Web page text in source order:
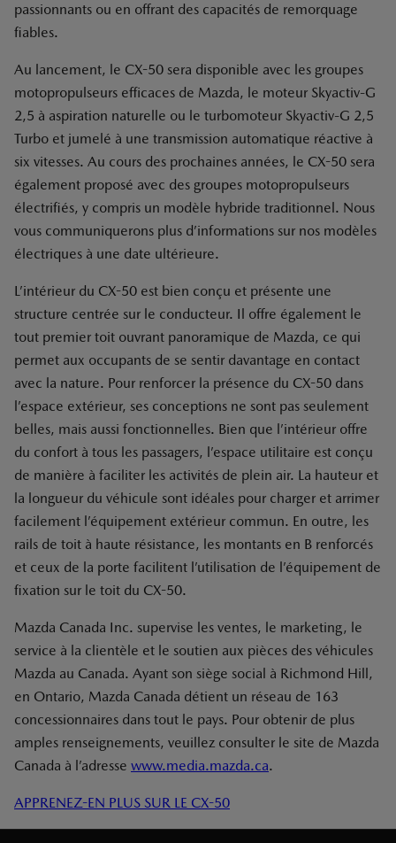
passionnants ou en offrant des capacités de remorquage
fiables.
Au lancement, le CX-50 sera disponible avec les groupes
motopropulseurs efficaces de Mazda, le moteur Skyactiv-G
2,5 à aspiration naturelle ou le turbomoteur Skyactiv-G 2,5
Turbo et jumelé à une transmission automatique réactive à
six vitesses. Au cours des prochaines années, le CX-50 sera
également proposé avec des groupes motopropulseurs
électrifiés, y compris un modèle hybride traditionnel. Nous
vous communiquerons plus d’informations sur nos modèles
électriques à une date ultérieure.
L’intérieur du CX-50 est bien conçu et présente une
structure centrée sur le conducteur. Il offre également le
tout premier toit ouvrant panoramique de Mazda, ce qui
permet aux occupants de se sentir davantage en contact
avec la nature. Pour renforcer la présence du CX-50 dans
l’espace extérieur, ses conceptions ne sont pas seulement
belles, mais aussi fonctionnelles. Bien que l’intérieur offre
du confort à tous les passagers, l’espace utilitaire est conçu
de manière à faciliter les activités de plein air. La hauteur et
la longueur du véhicule sont idéales pour charger et arrimer
facilement l’équipement extérieur commun. En outre, les
rails de toit à haute résistance, les montants en B renforcés
et ceux de la porte facilitent l’utilisation de l’équipement de
fixation sur le toit du CX-50.
Mazda Canada Inc. supervise les ventes, le marketing, le
service à la clientèle et le soutien aux pièces des véhicules
Mazda au Canada. Ayant son siège social à Richmond Hill,
en Ontario, Mazda Canada détient un réseau de 163
concessionnaires dans tout le pays. Pour obtenir de plus
amples renseignements, veuillez consulter le site de Mazda
Canada à l’adresse www.media.mazda.ca.
APPRENEZ-EN PLUS SUR LE CX-50